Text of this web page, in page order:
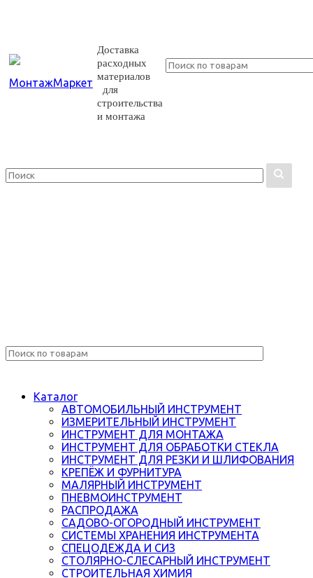
Доставка
расходных
материалов
для
строительства
и монтажа
Каталог
АВТОМОБИЛЬНЫЙ ИНСТРУМЕНТ
ИЗМЕРИТЕЛЬНЫЙ ИНСТРУМЕНТ
ИНСТРУМЕНТ ДЛЯ МОНТАЖА
ИНСТРУМЕНТ ДЛЯ ОБРАБОТКИ СТЕКЛА
ИНСТРУМЕНТ ДЛЯ РЕЗКИ И ШЛИФОВАНИЯ
КРЕПЁЖ И ФУРНИТУРА
МАЛЯРНЫЙ ИНСТРУМЕНТ
ПНЕВМОИНСТРУМЕНТ
РАСПРОДАЖА
САДОВО-ОГОРОДНЫЙ ИНСТРУМЕНТ
СИСТЕМЫ ХРАНЕНИЯ ИНСТРУМЕНТА
СПЕЦОДЕЖДА И СИЗ
СТОЛЯРНО-СЛЕСАРНЫЙ ИНСТРУМЕНТ
СТРОИТЕЛЬНАЯ ХИМИЯ